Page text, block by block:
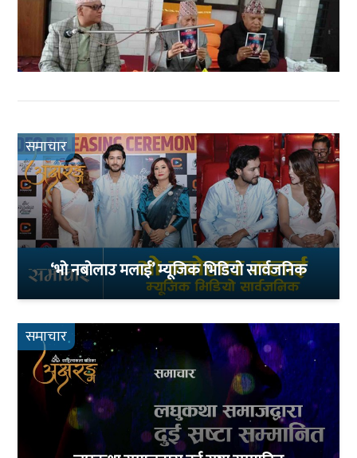
समाचार
‘भो नबोलाउ मलाई’ म्यूजिक भिडियो सार्वजनिक
समाचार